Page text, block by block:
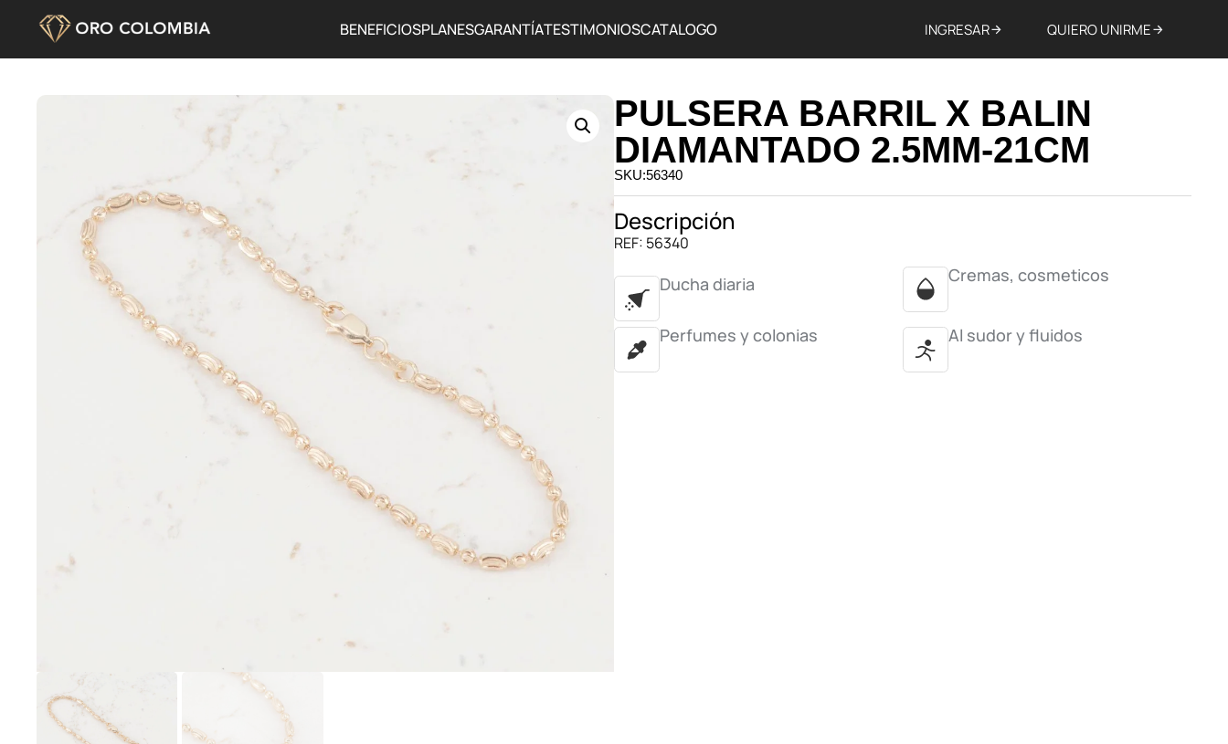
BENEFICIOSPLANESGARANTÍATESTIMONIOSCATALOGO INGRESAR QUIERO UNIRME
PULSERA BARRIL X BALIN
DIAMANTADO 2.5MM-21CM
SKU:56340
Descripción
REF: 56340
Ducha diaria Cremas, cosmeticos
Perfumes y colonias Al sudor y fluidos